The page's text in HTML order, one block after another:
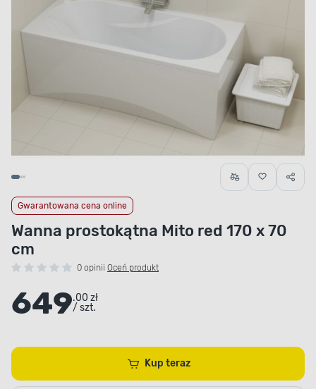
Gwarantowana cena online
Wanna prostokątna Mito red 170 x 70
cm
0 opinii Oceń produkt
649.00 zł
/ szt.
Kup teraz